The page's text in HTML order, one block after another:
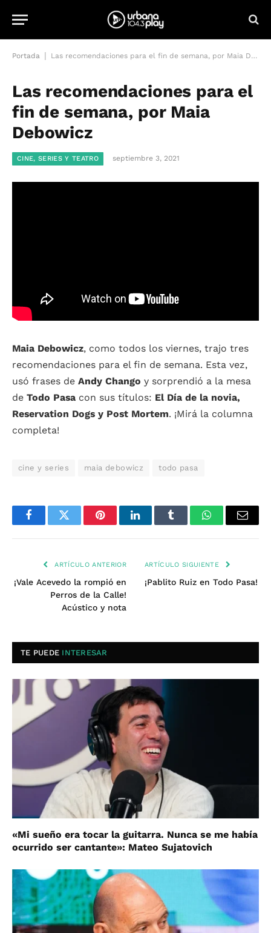
Portada Las recomendaciones para el fin de semana, por Maia Debowicz
Las recomendaciones para el
fin de semana, por Maia
Debowicz
CINE, SERIES Y TEATRO septiembre 3, 2021
Maia Debowicz, como todos los viernes, trajo tres
recomendaciones para el fin de semana. Esta vez,
usó frases de Andy Chango y sorprendió a la mesa
de Todo Pasa con sus títulos: El Día de la novia,
Reservation Dogs y Post Mortem. ¡Mirá la columna
completa!
cine y series maia debowicz todo pasa
FacebookTwitter PinterestLinkedInTumblr WhatsAppEmail
ARTÍCULO ANTERIOR
¡Vale Acevedo la rompió en
Perros de la Calle!
Acústico y nota
ARTÍCULO SIGUIENTE
¡Pablito Ruiz en Todo Pasa!
TE PUEDE INTERESAR
«Mi sueño era tocar la guitarra. Nunca se me había
ocurrido ser cantante»: Mateo Sujatovich